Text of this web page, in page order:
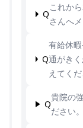
Q
これか
さんへ
Q
有給休
通がき
えてくだ
Q
貴院の
ださい。